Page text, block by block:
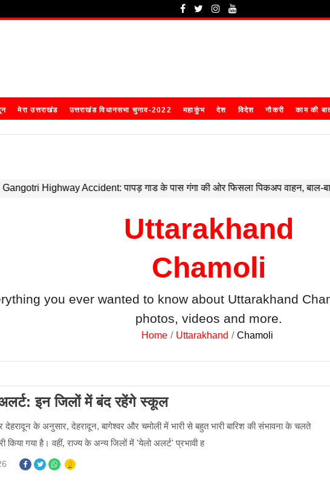
मेरा उत्तराखंड उत्तराखंड विधानसभा चुनाव-2022 महाकुंभ देश विदेश नौकरी काम की
Uttarakhand
Chamoli
you ever wanted to know aboutUttarakhand
photos, videos and more.
Home Uttarakhand Chamoli
इन जिलों में बंद रहेंगे स्कूल
देहरादून के अनुसार, देहरादून, बागेश्वर और चमोली में भारी से बहुत भारी बारिश की संभावना के चलते
किया गया है। वहीं, राज्य के अन्य जिलों में 'येलो अलर्ट' प्रभावी ह